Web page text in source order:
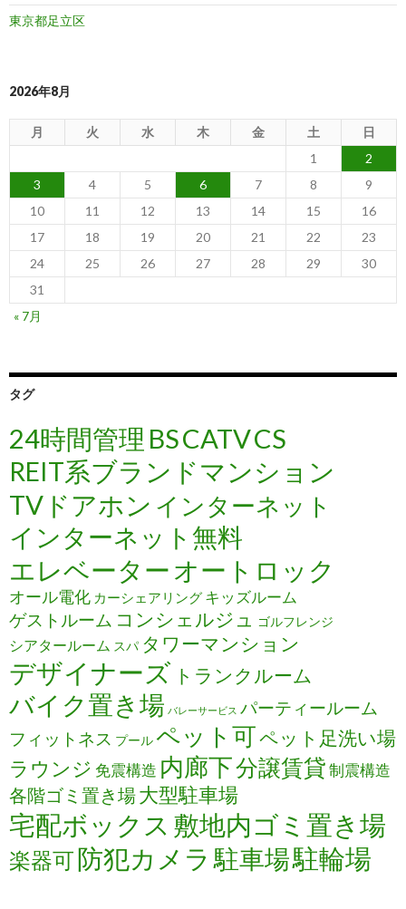
東京都足立区
2026年8月
月 火 水 木 金 土
日
1
2
3
4 5 6 7 8
9
10
11 12 13 14 15
16
17
18 19 20 21 22
23
24
25 26 27 28 29
30
31
« 7月
タグ
24時間管理 BSCATVCS
REIT系ブランドマンション
TVドアホン インターネット
インターネット無料
エレベーター オートロック
オール電化 カーシェアリング キッズルーム
ゲストルーム コンシェルジュ ゴルフレンジ
シアタールーム スパ タワーマンション
デザイナーズ トランクルーム
バイク置き場 バレーサービス パーティールーム
フィットネス プールペット可ペット足洗い場
ラウンジ 免震構造 内廊下分譲賃貸制震構造
各階ゴミ置き場大型駐車場
宅配ボックス 敷地内ゴミ置き場
楽器可防犯カメラ 駐車場駐輪場